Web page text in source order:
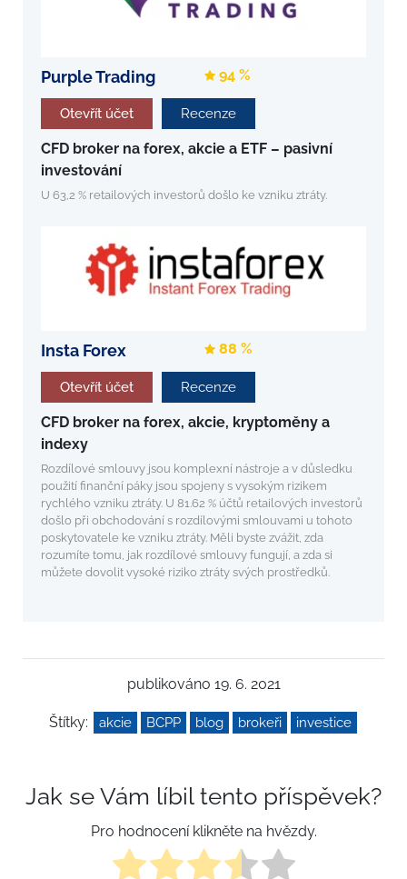
Purple Trading 94 %
Otevřít účet Recenze
CFD broker na forex, akcie a ETF – pasivní
investování
U 63,2 % retailových investorů došlo ke vzniku ztráty.
Insta Forex 88 %
Otevřít účet Recenze
CFD broker na forex, akcie, kryptoměny a
indexy
Rozdílové smlouvy jsou komplexní nástroje a v důsledku
použití finanční páky jsou spojeny s vysokým rizikem
rychlého vzniku ztráty. U 81.62 % účtů retailových investorů
došlo při obchodování s rozdílovými smlouvami u tohoto
poskytovatele ke vzniku ztráty. Měli byste zvážit, zda
rozumíte tomu, jak rozdílové smlouvy fungují, a zda si
můžete dovolit vysoké riziko ztráty svých prostředků.
publikováno 19. 6. 2021
Štítky: akcie BCPP blog brokeři investice
Jak se Vám líbil tento příspěvek?
Pro hodnocení klikněte na hvězdy.